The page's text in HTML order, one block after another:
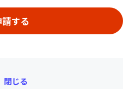
閉じる